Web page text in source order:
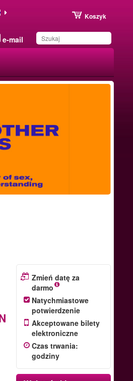
e-mail
Koszyk
Zmień datę za
darmo
Natychmiastowe
potwierdzenie
Akceptowane bilety
elektroniczne
Czas trwania:
godziny